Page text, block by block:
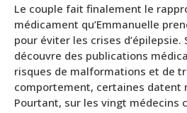
Le couple fait finalement le
médicament qu’Emmanuelle
pour éviter les crises d’épilepsie.
découvre des publications
risques de malformations et de
comportement, certaines datent
Pourtant, sur les vingt médecins